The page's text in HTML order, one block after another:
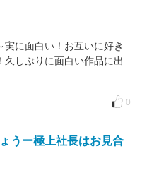
に面白い！お互いに好き
しぶりに面白い作品に出
0
うー極上社長はお見合